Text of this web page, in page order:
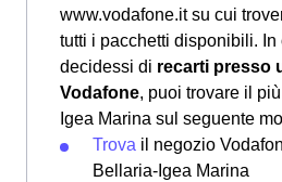
www.vodafone.it su cui
tutti i pacchetti disponibili. In
decidessi di recarti presso
Vodafone, puoi trovare il
Igea Marina sul seguente
Trova il negozio
Bellaria-Igea Marina